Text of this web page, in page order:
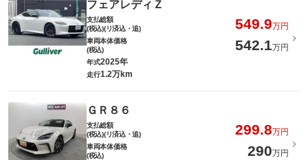
フェアレディＺ
支払総額
(税込)(リ済込・追)
549.9万円
車両本体価格
(税込)
542.1万円
年式2025年
走行1.2万km
ＧＲ８６
支払総額
(税込)(リ済込・追)
299.8万円
車両本体価格
(税込)
290万円